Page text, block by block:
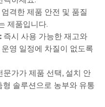
격한 제품 안전 및 품질
제품입니다.
즉시 사용 가능한 재고와
영 일정에 차질이 없도록
문가가 제품 선택, 설치 안
솔루션으로 농부와 유통